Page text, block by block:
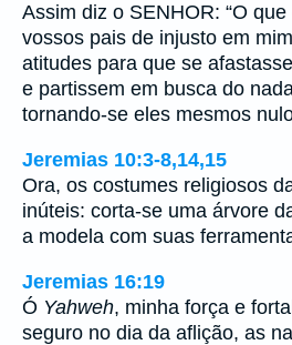
Assim diz o SENHOR: “O
vossos pais de injusto em
atitudes para que se
e partissem em busca do
tornando-se eles mesmos
Jeremias 10:3-8,14,15
Ora, os costumes religiosos
inúteis: corta-se uma árvore
a modela com suas
Jeremias 16:19
Ó Yahweh, minha força e
seguro no dia da aflição, as